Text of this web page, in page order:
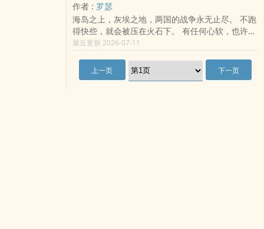
作者 : 罗瑟
海岛之上，灰埃之地，两国的战争永无止尽。 不跑
得快些，就会被压在火石下。 有任何心软，也许死
的就是自己。 五一和任何人都没有关係，没有丝毫
怜悯同情，孑然一身，计算着如何活到明天。 ..
最近更新 2026-07-11
上一页 下一页